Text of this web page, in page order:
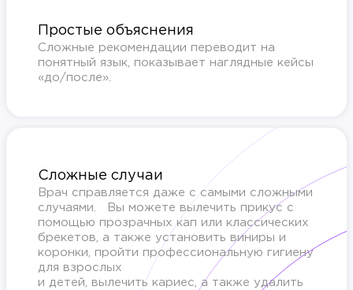
Простые объяснения
Сложные рекомендации переводит на
понятный язык, показывает наглядные кейсы
«до/после».
Сложные случаи
Врач справляется даже с самыми сложными
случаями. Вы можете вылечить прикус с
помощью прозрачных кап или классических
брекетов, а также установить виниры и
коронки, пройти профессиональную гигиену
для взрослых
и детей, вылечить кариес, а также удалить